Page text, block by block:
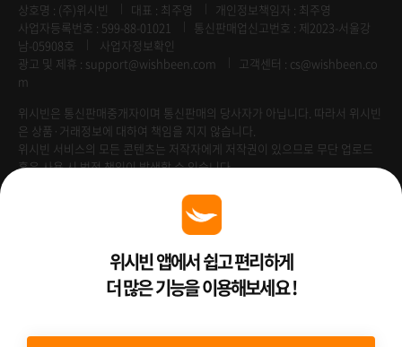
상호명 : (주)위시빈 대표 : 최주영
개인정보책임자 : 최주영
사업자등록번호 : 599-88-01021
통신판매업신고번호 : 제2023-서울강
남-05908호
사업자정보확인
광고 및 제휴 : support@wishbeen.com
고객센터 : cs@wishbeen.co
m
위시빈은 통신판매중개자이며 통신판매의 당사자가 아닙니다. 따라서 위시빈
은 상품·거래정보에 대하여 책임을 지지 않습니다.
위시빈 서비스의 모든 콘텐츠는 저작자에게 저작권이 있으므로 무단 업로드
혹은 사용 시 법적 책임이 발생할 수 있습니다.
Venture Enterprise위시빈 앱에서 쉽고 편리하게
더 많은 기능을 이용해보세요 !